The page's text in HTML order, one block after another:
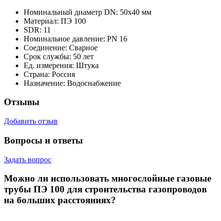
Номинальный диаметр DN: 50х40 мм
Материал: ПЭ 100
SDR: 11
Номинальное давление: PN 16
Соединение: Сварное
Срок службы: 50 лет
Ед. измерения: Штука
Страна: Россия
Назначение: Водоснабжение
Отзывы
Добавить отзыв
Вопросы и ответы
Задать вопрос
Можно ли использовать многослойные газовые
трубы ПЭ 100 для строительства газопроводов
на больших расстояниях?